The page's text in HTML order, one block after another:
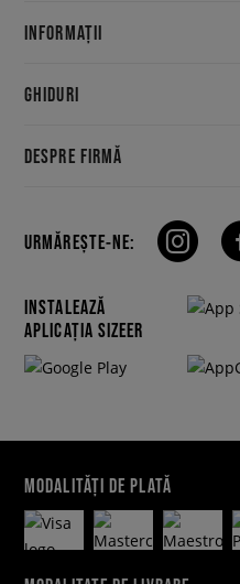
INFORMAȚII
GHIDURI
DESPRE FIRMĂ
URMĂREȘTE-NE:
INSTALEAZĂ
APLICAȚIA SIZEER
MODALITĂȚI DE PLATĂ